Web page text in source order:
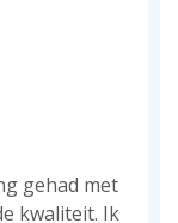
gehad met
kwaliteit. Ik